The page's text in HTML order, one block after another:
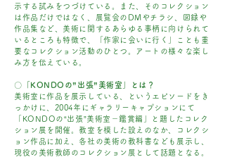
示する試みをつづけている。また、そのコレクション
は作品だけではなく、展覧会のDMやチラシ、図録や
作品集など、美術に関するあらゆる事柄に向けられて
いるところも特徴で、「作家に会いに行く」ことも重
要なコレクション活動のひとつ。アートの様々な楽し
み方を伝えている。
〇 「KONDOの”出張”美術室」とは？
美術室に作品を展示している、というエピソードをき
っかけに、2004年にギャラリーキャプションにて
「KONDOの“出張”美術室－鑑賞編」と題したコレク
ション展を開催。教室を模した設えのなか、コレクシ
ョン作品に加え、各社の美術の教科書なども展示し、
現役の美術教師のコレクション展として話題となる。